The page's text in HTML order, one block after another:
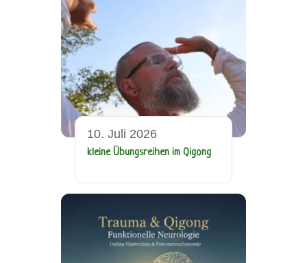
10. Juli 2026
kleine Übungsreihen im Qigong